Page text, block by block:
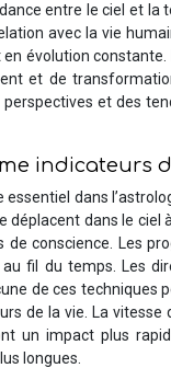
entre le ciel et la
avec la vie
évolution
et de
et des
indicateurs
essentiel dans
déplacent dans le
de conscience. Les
fil du temps. Les
de ces techniques
de la vie. La
un impact plus
longues.